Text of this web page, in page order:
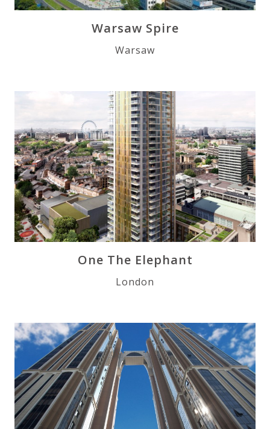
Warsaw Spire
Warsaw
One The Elephant
London